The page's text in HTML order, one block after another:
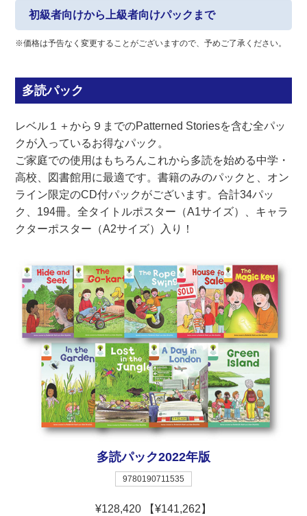
初級者向けから上級者向けパックまで
※価格は予告なく変更することがございますので、予めご了承ください。
多読パック
レベル１＋から９までのPatterned Storiesを含む全パッ
クが入っているお得なパック。
ご家庭での使用はもちろんこれから多読を始める中学・
高校、図書館用に最適です。書籍のみのパックと、オン
ライン限定のCD付パックがございます。合計34パッ
ク、194冊。全タイトルポスター（A1サイズ）、キャラ
クターポスター（A2サイズ）入り！
多読パック2022年版
9780190711535
¥128,420 【¥141,262】